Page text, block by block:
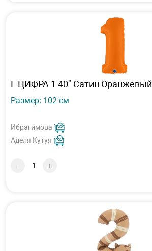
Г ЦИФРА 1 40" Сатин Оранжевый
Размер: 102 см
Ибрагимова
Аделя Кутуя
- +